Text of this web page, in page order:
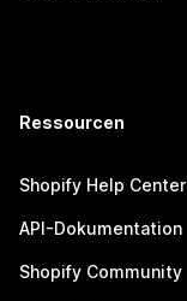
Ressourcen
Shopify Help Center
API-Dokumentation
Shopify Community